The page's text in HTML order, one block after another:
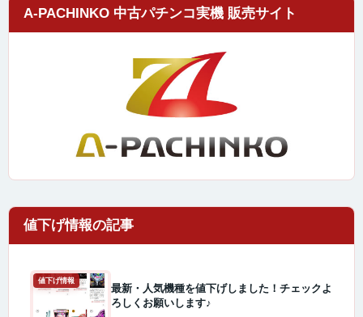
A-PACHINKO 中古パチンコ実機 販売サイト
値下げ情報
最新・人気機種を値下げしました！チェックよ
ろしくお願いします♪